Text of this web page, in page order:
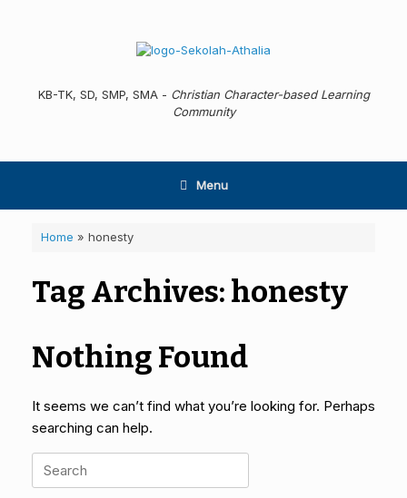
KB-TK, SD, SMP, SMA - Christian Character-based Learning
Community
Menu
Home » honesty
Tag Archives: honesty
Nothing Found
It seems we can’t find what you’re looking for. Perhaps
searching can help.
Search
for: